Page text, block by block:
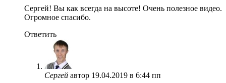
Сергей! Вы как всегда на высоте! Очень полезное видео.
Огромное спасибо.
Ответить
Сергей автор 19.04.2019 в 6:44 пп